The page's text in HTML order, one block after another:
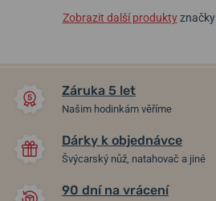
Zobrazit další produktyznačky
Záruka 5 let
Našim hodinkám věříme
Dárky k objednávce
Švýcarský nůž, natahovač a jiné
90 dní na vrácení